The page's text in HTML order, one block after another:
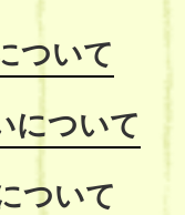
ついて
について
ついて